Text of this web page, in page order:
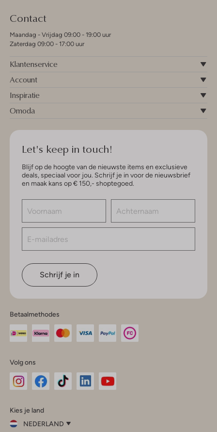
Contact
Maandag - Vrijdag 09:00 - 19:00 uur
Zaterdag 09:00 - 17:00 uur
Klantenservice
Account
Inspiratie
Omoda
Let's keep in touch!
Blijf op de hoogte van de nieuwste items en exclusieve
deals, speciaal voor jou. Schrijf je in voor de nieuwsbrief
en maak kans op € 150,- shoptegoed.
Schrijf je in
Betaalmethodes
Volg ons
InstagramFacebook
Kies je land
NEDERLAND